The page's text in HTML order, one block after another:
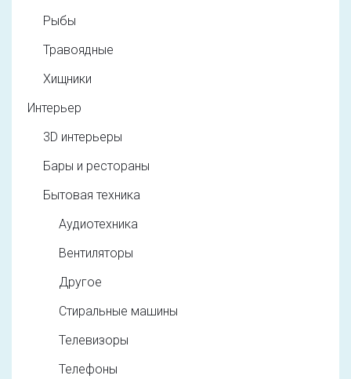
Рыбы
Травоядные
Хищники
Интерьер
3D интерьеры
Бары и рестораны
Бытовая техника
Аудиотехника
Вентиляторы
Другое
Стиральные машины
Телевизоры
Телефоны